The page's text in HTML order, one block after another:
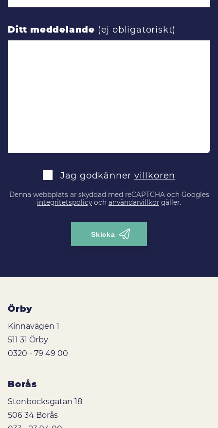
Ditt meddelande
Jag godkänner villkoren
Denna webbplats är skyddad med reCAPTCHA och Googles
integritetspolicyoch användarvillkor gäller.
Örby
Kinnavägen 1
511 31 Örby
0320 - 79 49 00
Borås
Stenbocksgatan 18
506 34 Borås